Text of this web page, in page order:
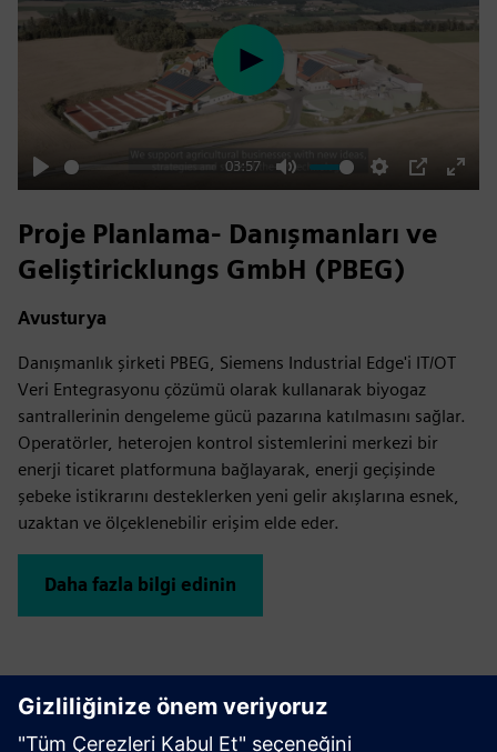
Play
03:57
Mute Settings
PIP
Enter
Play
Proje Planlama‑ Danışmanları ve
Geliştiricklungs GmbH (PBEG)
Avusturya
Danışmanlık şirketi PBEG, Siemens Industrial Edge'i IT/OT
Veri Entegrasyonu çözümü olarak kullanarak biyogaz
santrallerinin dengeleme gücü pazarına katılmasını sağlar.
Operatörler, heterojen kontrol sistemlerini merkezi bir
enerji ticaret platformuna bağlayarak, enerji geçişinde
şebeke istikrarını desteklerken yeni gelir akışlarına esnek,
uzaktan ve ölçeklenebilir erişim elde eder.
Daha fazla bilgi edinin
IT/OT veri entegrasyonu için desteğe mi